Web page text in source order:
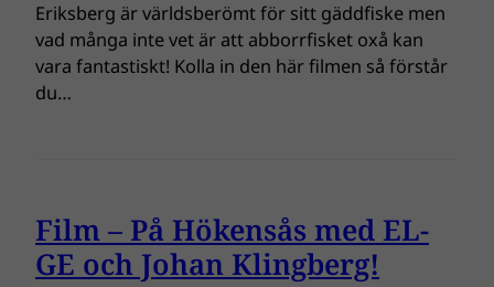
Eriksberg är världsberömt för sitt gäddfiske men
vad många inte vet är att abborrfisket oxå kan
vara fantastiskt! Kolla in den här filmen så förstår
du…
Film – På Hökensås med EL-
GE och Johan Klingberg!